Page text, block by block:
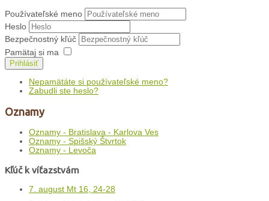
Používateľské meno
Heslo
Bezpečnostný kľúč
Pamätaj si ma
Prihlásiť
Nepamätáte si používateľské meno?
Zabudli ste heslo?
Oznamy
Oznamy - Bratislava - Karlova Ves
Oznamy - Spišský Štvrtok
Oznamy - Levoča
Kľúč k víťazstvám
7. august Mt 16, 24-28